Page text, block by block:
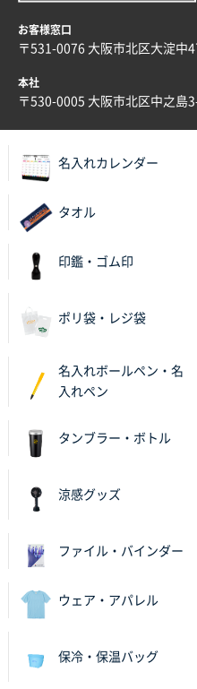
ロゴが入れられること
ECOワンポイントポリ
A4箔押し名入れクリア
以前発注しているので
ったので
栃木県M社様
ビオトープデスクメモ
前回同様、安心できる
uni ジェットストリー
何度か注文していて、
のしメモ100P800枚
のし文言が変更できた
ワンポイント箔押し紙
お客様窓口
〒531-0076 大阪市北区大淀中
本社
〒530-0005 大阪市北区中之島
名入れカレンダー
タオル
印鑑・ゴム印
ポリ袋・レジ袋
名入れボールペン・名
入れペン
タンブラー・ボトル
涼感グッズ
ファイル・バインダー
ウェア・アパレル
保冷・保温バッグ